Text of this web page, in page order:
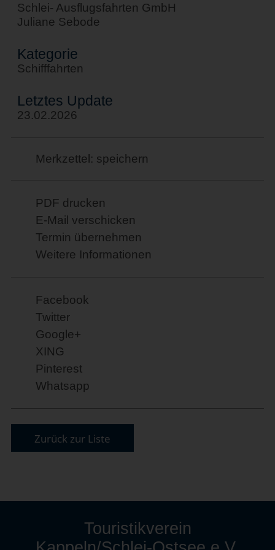
Schlei- Ausflugsfahrten GmbH
Juliane Sebode
Kategorie
Schifffahrten
Letztes Update
23.02.2026
Merkzettel: speichern
PDF drucken
E-Mail verschicken
Termin übernehmen
Weitere Informationen
Facebook
Twitter
Google+
XING
Pinterest
Whatsapp
Zurück zur Liste
Touristikverein